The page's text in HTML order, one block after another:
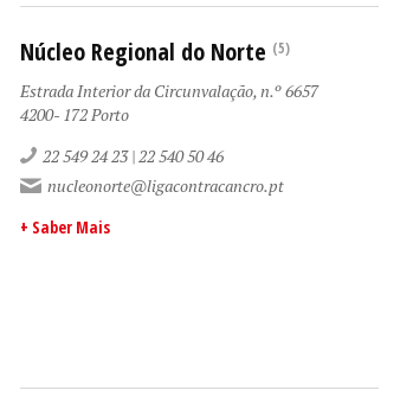
Núcleo Regional do Norte (5)
Estrada Interior da Circunvalação, n.º 6657
4200- 172 Porto
22 549 24 23 | 22 540 50 46
nucleonorte@ligacontracancro.pt
+ Saber Mais